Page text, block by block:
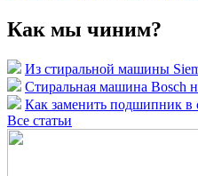
Как мы чиним?
Из стиральной машины
Стиральная машина Bosch
Как заменить подшипник в
Все статьи